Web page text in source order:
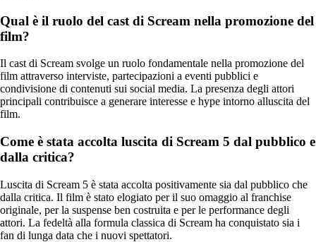
Qual è il ruolo del cast di Scream nella promozione del
film?
Il cast di Scream svolge un ruolo fondamentale nella promozione del
film attraverso interviste, partecipazioni a eventi pubblici e
condivisione di contenuti sui social media. La presenza degli attori
principali contribuisce a generare interesse e hype intorno alluscita del
film.
Come è stata accolta luscita di Scream 5 dal pubblico e
dalla critica?
Luscita di Scream 5 è stata accolta positivamente sia dal pubblico che
dalla critica. Il film è stato elogiato per il suo omaggio al franchise
originale, per la suspense ben costruita e per le performance degli
attori. La fedeltà alla formula classica di Scream ha conquistato sia i
fan di lunga data che i nuovi spettatori.